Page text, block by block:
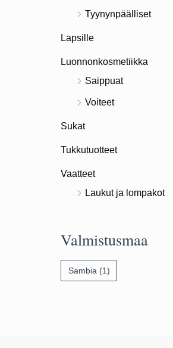
Tyynynpäälliset
Lapsille
Luonnonkosmetiikka
Saippuat
Voiteet
Sukat
Tukkutuotteet
Vaatteet
Laukut ja lompakot
Valmistusmaa
Sambia (1)